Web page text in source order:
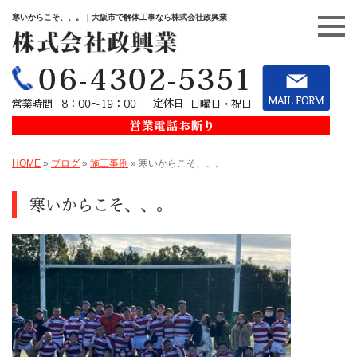
寒いからこそ、、。｜大阪市で解体工事なら株式会社政興業
HOME » ブログ » 施工事例 » 寒いからこそ、、。
寒いからこそ、、。